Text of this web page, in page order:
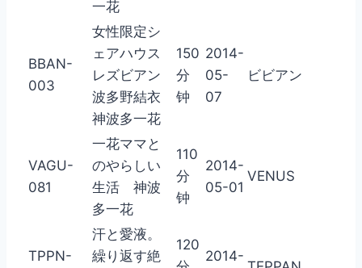
一花
BBAN-
003
女性限定シ
ェアハウス
レズビアン
波多野結衣
神波多一花
150
分
钟
2014-
05-
07
ビビアン
VAGU-
081
一花ママと
のやらしい
生活 神波
多一花
110
分
钟
2014-
05-01
VENUS
TPPN-
汗と愛液。
繰り返す絶
120
2014-